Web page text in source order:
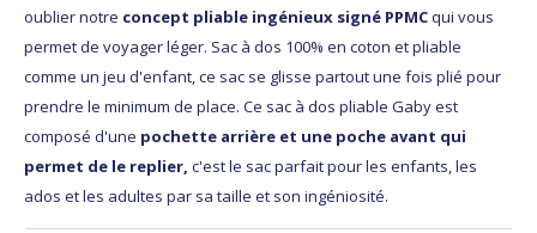
oublier notre concept pliable ingénieux signé PPMCqui vous
permet de voyager léger. Sac à dos 100% en coton et pliable
comme un jeu d'enfant, ce sac se glisse partout une fois plié pour
prendre le minimum de place. Ce sac à dos pliable Gaby est
composé d'une pochette arrière et une poche avant qui
permet de le replier, c'est le sac parfait pour les enfants, les
ados et les adultes par sa taille et son ingéniosité.